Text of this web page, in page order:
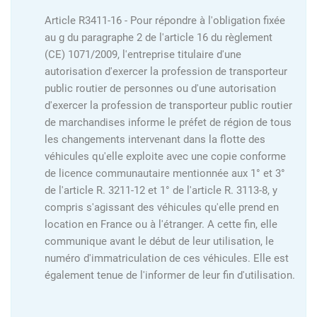
Article R3411-16 - Pour répondre à l'obligation fixée
au g du paragraphe 2 de l'article 16 du règlement
(CE) 1071/2009, l'entreprise titulaire d'une
autorisation d'exercer la profession de transporteur
public routier de personnes ou d'une autorisation
d'exercer la profession de transporteur public routier
de marchandises informe le préfet de région de tous
les changements intervenant dans la flotte des
véhicules qu'elle exploite avec une copie conforme
de licence communautaire mentionnée aux 1° et 3°
de l'article R. 3211-12 et 1° de l'article R. 3113-8, y
compris s'agissant des véhicules qu'elle prend en
location en France ou à l'étranger. A cette fin, elle
communique avant le début de leur utilisation, le
numéro d'immatriculation de ces véhicules. Elle est
également tenue de l'informer de leur fin d'utilisation.